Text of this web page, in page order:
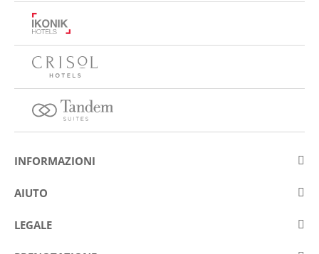
INFORMAZIONI
Su Eurostars Hotel Company
Concorsis
AIUTO
Contattare
LEGALE
Avviso legale